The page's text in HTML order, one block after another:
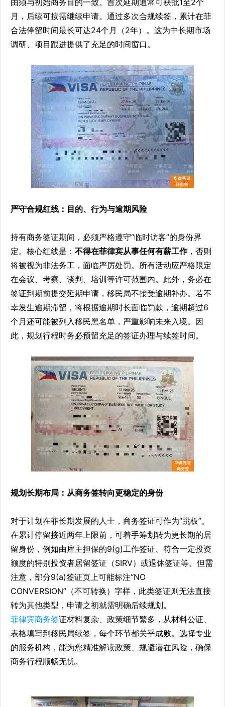
由须与初始商务目的一致。首次延期通常可获批1至2个
月，后续可按需继续申请。通过多次合规续签，累计在菲
合法停留时间最长可达24个月（2年）。这为中长期市场
调研、项目跟进提供了充足的时间窗口。
严守合规红线：目的、行为与逾期风险
持有商务签证期间，必须严格遵守“临时访客”的身份界
定。核心红线是： 不得在菲律宾从事任何有薪工作，否则
将被视为非法务工，面临严厉处罚。所有活动应严格限定
在会议、考察、谈判、培训等许可范围内。此外，务必在
签证到期前提交延期申请，移民局不接受逾期补办。若不
幸发生逾期滞留，将根据逾期时长面临罚款，逾期超过6
个月还可能被列入移民黑名单，严重影响未来入境。因
此，规划行程时务必预留充足的签证办理与续签时间。
规划长期布局：从商务签转向更稳定的身份
对于计划在菲长期发展的人士，商务签证可作为“跳板”。
在累计停留接近两年上限前，可着手筹划转为更长期的居
留身份，例如由雇主担保的9(g)工作签证、符合一定投资
额度的特别投资者居留签证（SIRV）或退休签证等。但需
注意，部分9(a)签证页上可能标注“NO
CONVERSION”（不可转换）字样，此类签证则无法直接
转为其他类型，申请之初就需明确后续规划。
菲律宾商务签证材料复杂、政策细节繁多，从材料公证、
表格填写到移民局续签，每个环节都关乎成败。选择专业
的服务机构，能为您精准解读政策、规避潜在风险，确保
商务行程顺畅无忧。